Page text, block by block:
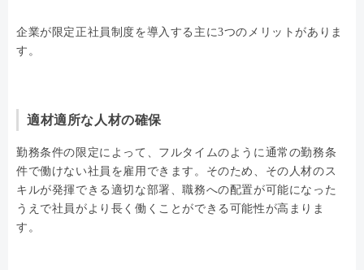
企業が限定正社員制度を導入する主に3つのメリットがありま
す。
適材適所な人材の確保
勤務条件の限定によって、フルタイムのように通常の勤務条
件で働けない社員を雇用できます。そのため、その人材のス
キルが発揮できる適切な部署、職務への配置が可能になった
うえで社員がより長く働くことができる可能性が高まりま
す。